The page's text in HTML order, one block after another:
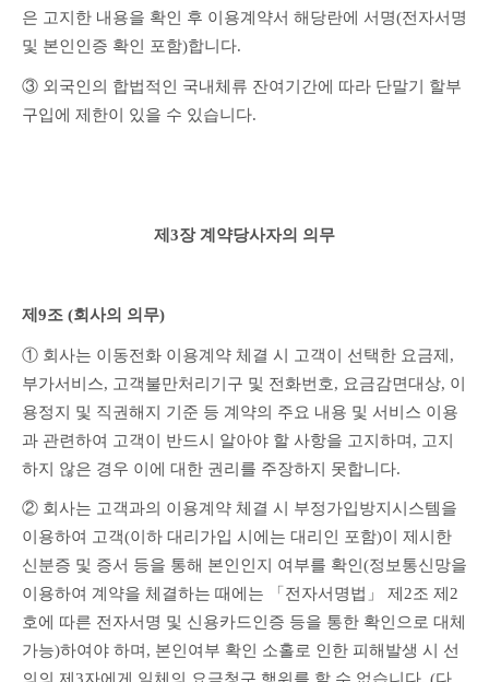
은 고지한 내용을 확인 후 이용계약서 해당란에 서명(전자서명
및 본인인증 확인 포함)합니다.
③ 외국인의 합법적인 국내체류 잔여기간에 따라 단말기 할부
구입에 제한이 있을 수 있습니다.
제3장 계약당사자의 의무
제9조 (회사의 의무)
① 회사는 이동전화 이용계약 체결 시 고객이 선택한 요금제,
부가서비스, 고객불만처리기구 및 전화번호, 요금감면대상, 이
용정지 및 직권해지 기준 등 계약의 주요 내용 및 서비스 이용
과 관련하여 고객이 반드시 알아야 할 사항을 고지하며, 고지
하지 않은 경우 이에 대한 권리를 주장하지 못합니다.
② 회사는 고객과의 이용계약 체결 시 부정가입방지시스템을
이용하여 고객(이하 대리가입 시에는 대리인 포함)이 제시한
신분증 및 증서 등을 통해 본인인지 여부를 확인(정보통신망을
이용하여 계약을 체결하는 때에는 「전자서명법」 제2조 제2
호에 따른 전자서명 및 신용카드인증 등을 통한 확인으로 대체
가능)하여야 하며, 본인여부 확인 소홀로 인한 피해발생 시 선